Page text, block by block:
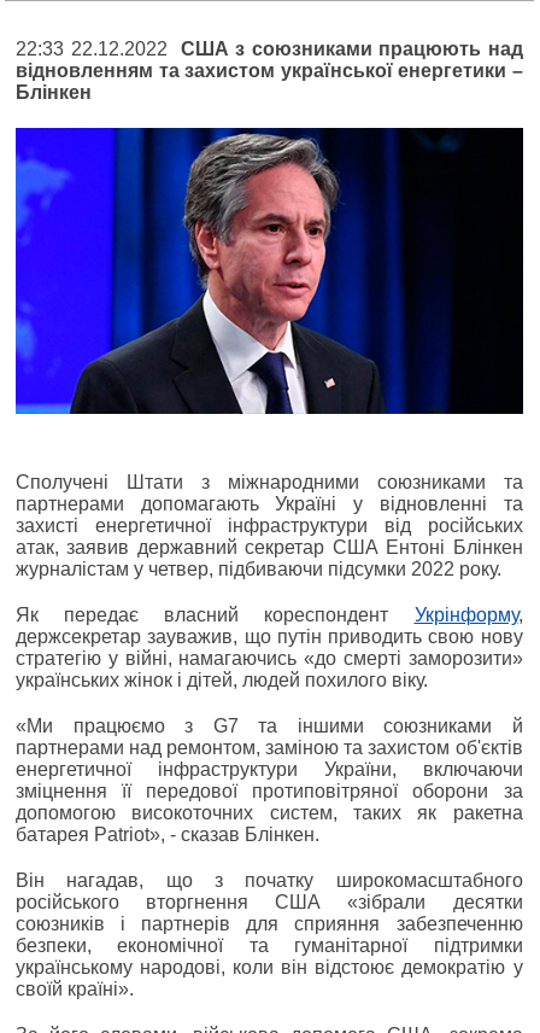
22:33 22.12.2022 США з союзниками працюють над
відновленням та захистом української енергетики –
Блінкен
Сполучені Штати з міжнародними союзниками та
партнерами допомагають Україні у відновленні та
захисті енергетичної інфраструктури від російських
атак, заявив державний секретар США Ентоні Блінкен
журналістам у четвер, підбиваючи підсумки 2022 року.
Як передає власний кореспондент Укрінформу,
держсекретар зауважив, що путін приводить свою нову
стратегію у війні, намагаючись «до смерті заморозити»
українських жінок і дітей, людей похилого віку.
«Ми працюємо з G7 та іншими союзниками й
партнерами над ремонтом, заміною та захистом об'єктів
енергетичної інфраструктури України, включаючи
зміцнення її передової протиповітряної оборони за
допомогою високоточних систем, таких як ракетна
батарея Patriot», - сказав Блінкен.
Він нагадав, що з початку широкомасштабного
російського вторгнення США «зібрали десятки
союзників і партнерів для сприяння забезпеченню
безпеки, економічної та гуманітарної підтримки
українському народові, коли він відстоює демократію у
своїй країні».